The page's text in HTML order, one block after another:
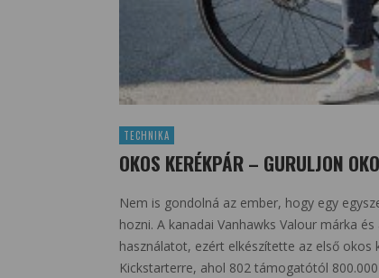
TECHNIKA
OKOS KERÉKPÁR – GURULJON
Nem is gondolná az ember, hogy egy
hozni. A kanadai Vanhawks Valour márka
használatot, ezért elkészítette az első
Kickstarterre, ahol 802 támogatótól